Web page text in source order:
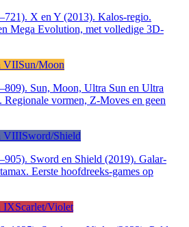
X en Y (2013). Kalos-regio.
Mega Evolution, met volledige 3D-
VIISun/Moon
Sun, Moon, Ultra Sun en Ultra
vormen, Z-Moves en geen
VIIISword/Shield
Sword en Shield (2019). Galar-
Eerste hoofdreeks-games op
IXScarlet/Violet